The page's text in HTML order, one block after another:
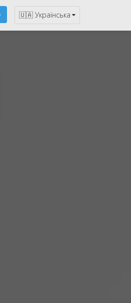
🇺🇦 Українська